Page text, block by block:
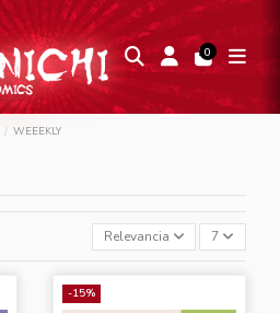
0
WEEEKLY
Relevancia 7
-15%